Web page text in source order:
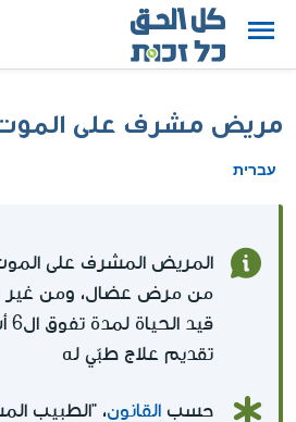
مريض مشرف على
עברית
المريض المشرف على
من مرض عضال، ومن غير
تقديم علاج طبّي له
حسب القانون، "الطبيب